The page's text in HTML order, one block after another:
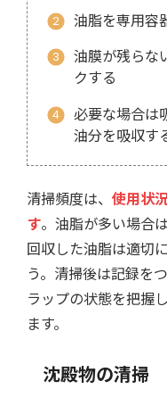
油脂を専用容
油膜が残らな
クする
必要な場合は
油分を吸収す
清掃頻度は、使用状
す。油脂が多い場合
回収した油脂は適切
う。清掃後は記録を
ラップの状態を把握
ます。
沈殿物の清掃